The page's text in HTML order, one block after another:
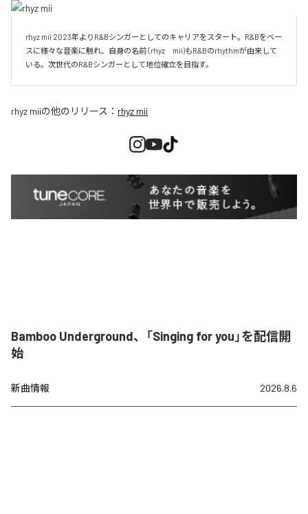
rhyz mii 2023年よりR&Bシンガーとしてのキャリアをスタート。R&Bをベー
スに様々な音楽に触れ、自身の名前（rhyz　mii)もR&Bのrhythmが由来して
いる。次世代のR&Bシンガーとして地位確立を目指す。
rhyz miiの他のリリース： rhyz mii
Bamboo Underground、「Singing for you」を配信開
始
新曲情報 2026.8.6